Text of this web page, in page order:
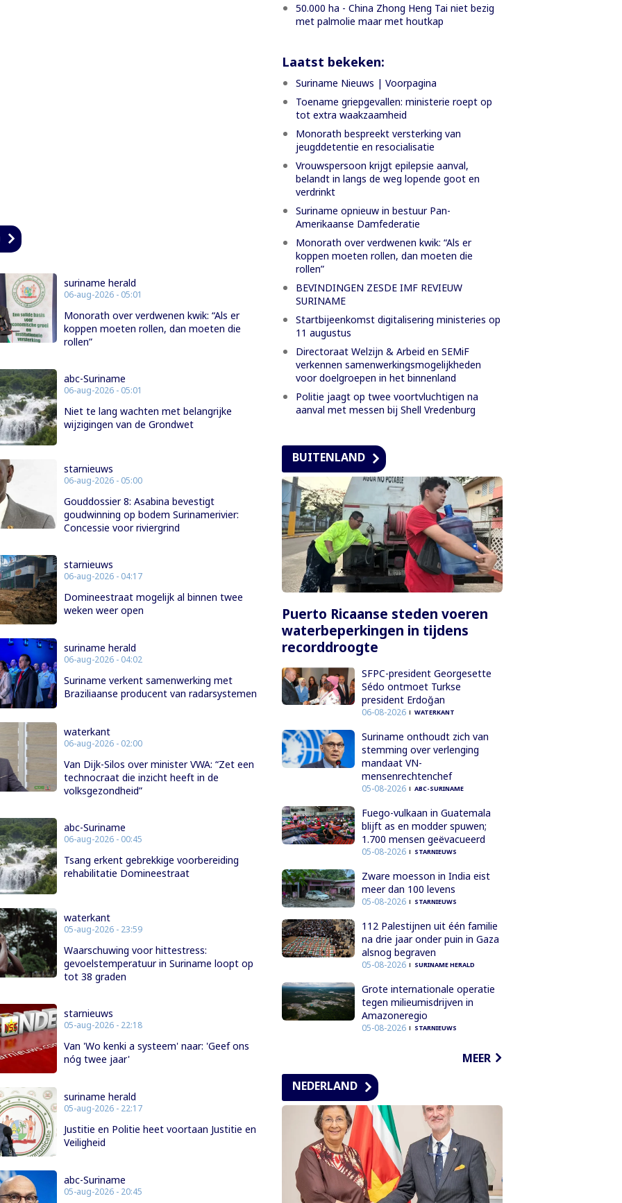
suriname herald
06-aug-2026 - 05:01
Monorath over verdwenen kwik: “Als er
koppen moeten rollen, dan moeten die
rollen”
abc-Suriname
06-aug-2026 - 05:01
Niet te lang wachten met belangrijke
wijzigingen van de Grondwet
starnieuws
06-aug-2026 - 05:00
Gouddossier 8: Asabina bevestigt
goudwinning op bodem Surinamerivier:
Concessie voor riviergrind
starnieuws
06-aug-2026 - 04:17
Domineestraat mogelijk al binnen twee
weken weer open
suriname herald
06-aug-2026 - 04:02
Suriname verkent samenwerking met
Braziliaanse producent van radarsystemen
waterkant
06-aug-2026 - 02:00
Van Dijk-Silos over minister VWA: “Zet een
technocraat die inzicht heeft in de
volksgezondheid”
abc-Suriname
06-aug-2026 - 00:45
Tsang erkent gebrekkige voorbereiding
rehabilitatie Domineestraat
waterkant
05-aug-2026 - 23:59
Waarschuwing voor hittestress:
gevoelstemperatuur in Suriname loopt op
tot 38 graden
starnieuws
05-aug-2026 - 22:18
Van 'Wo kenki a systeem' naar: 'Geef ons
nóg twee jaar'
suriname herald
05-aug-2026 - 22:17
Justitie en Politie heet voortaan Justitie en
Veiligheid
abc-Suriname
05-aug-2026 - 20:45
50.000 ha - China Zhong Heng Tai niet bezig
met palmolie maar met houtkap
Laatst bekeken:
Suriname Nieuws | Voorpagina
Toename griepgevallen: ministerie roept op
tot extra waakzaamheid
Monorath bespreekt versterking van
jeugddetentie en resocialisatie
Vrouwspersoon krijgt epilepsie aanval,
belandt in langs de weg lopende goot en
verdrinkt
Suriname opnieuw in bestuur Pan-
Amerikaanse Damfederatie
Monorath over verdwenen kwik: “Als er
koppen moeten rollen, dan moeten die
rollen”
BEVINDINGEN ZESDE IMF REVIEUW
SURINAME
Startbijeenkomst digitalisering ministeries op
11 augustus
Directoraat Welzijn & Arbeid en SEMiF
verkennen samenwerkingsmogelijkheden
voor doelgroepen in het binnenland
Politie jaagt op twee voortvluchtigen na
aanval met messen bij Shell Vredenburg
BUITENLAND
Puerto Ricaanse steden voeren
waterbeperkingen in tijdens
recorddroogte
SFPC-president Georgesette
Sédo ontmoet Turkse
president Erdoğan
06-08-2026 WATERKANT
Suriname onthoudt zich van
stemming over verlenging
mandaat VN-
mensenrechtenchef
05-08-2026 ABC-SURINAME
Fuego-vulkaan in Guatemala
blijft as en modder spuwen;
1.700 mensen geëvacueerd
05-08-2026 STARNIEUWS
Zware moesson in India eist
meer dan 100 levens
05-08-2026 STARNIEUWS
112 Palestijnen uit één familie
na drie jaar onder puin in Gaza
alsnog begraven
05-08-2026 SURINAME HERALD
Grote internationale operatie
tegen milieumisdrijven in
Amazoneregio
05-08-2026 STARNIEUWS
MEER
NEDERLAND